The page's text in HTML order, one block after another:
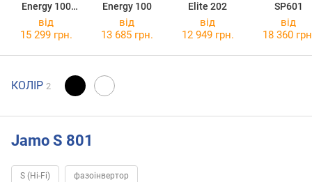
Energy 100
MkII
Energy 100
Elite 202
SP601
від
15 299 грн.
від
13 685 грн.
від
12 949 грн.
від
18 360
КОЛІР 2
Jamo S 801
S (Hi-Fi) фазоінвертор